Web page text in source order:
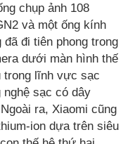
chụp ảnh 108
và một ống kính
đi tiên phong trong
dưới màn hình thế
trong lĩnh vực sạc
nghệ sạc có dây
ra, Xiaomi cũng
ion dựa trên siêu